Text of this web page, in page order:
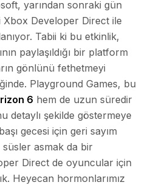
yarından sonraki gün
Xbox Developer Direct ile
Tabii ki bu etkinlik,
paylaşıldığı bir platform
gönlünü fethetmeyi
Playground Games, bu
6 hem de uzun süredir
detaylı şekilde göstermeye
gecesi için geri sayım
asmak da bir
Direct de oyuncular için
Heyecan hormonlarımız